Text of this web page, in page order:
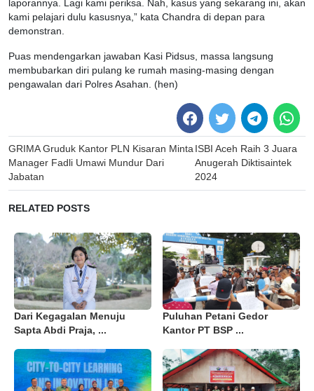
laporannya. Lagi kami periksa. Nah, kasus yang sekarang ini, akan
kami pelajari dulu kasusnya,” kata Chandra di depan para
demonstran.
Puas mendengarkan jawaban Kasi Pidsus, massa langsung
membubarkan diri pulang ke rumah masing-masing dengan
pengawalan dari Polres Asahan. (hen)
Post
navigation
GRIMA Gruduk Kantor PLN Kisaran Minta
Manager Fadli Umawi Mundur Dari
Jabatan
ISBI Aceh Raih 3 Juara
Anugerah Diktisaintek
2024
RELATED POSTS
Dari Kegagalan Menuju
Sapta Abdi Praja, ...
Puluhan Petani Gedor
Kantor PT BSP ...